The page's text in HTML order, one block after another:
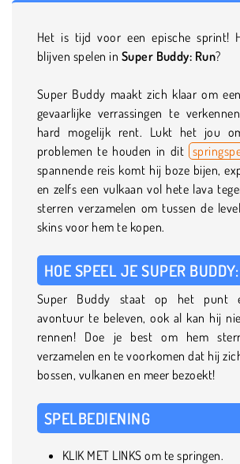
Het is tijd voor een epische sprint!
blijven spelen in Super Buddy: Run?
Super Buddy maakt zich klaar om
gevaarlijke verrassingen te
hard mogelijk rent. Lukt het jou
problemen te houden in dit
spannende reis komt hij boze bijen,
en zelfs een vulkaan vol hete lava
sterren verzamelen om tussen de
skins voor hem te kopen.
HOE SPEEL JE SUPER
Super Buddy staat op het punt
avontuur te beleven, ook al kan hij
rennen! Doe je best om hem
verzamelen en te voorkomen dat hij
bossen, vulkanen en meer bezoekt!
SPELBEDIENING
KLIK MET LINKS om te springen.